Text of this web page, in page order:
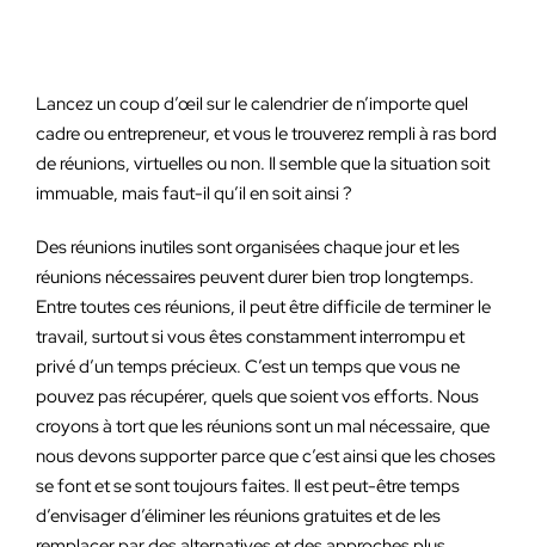
Lancez un coup d’œil sur le calendrier de n’importe quel
cadre ou entrepreneur, et vous le trouverez rempli à ras bord
de réunions, virtuelles ou non. Il semble que la situation soit
immuable, mais faut-il qu’il en soit ainsi ?
Des réunions inutiles sont organisées chaque jour et les
réunions nécessaires peuvent durer bien trop longtemps.
Entre toutes ces réunions, il peut être difficile de terminer le
travail, surtout si vous êtes constamment interrompu et
privé d’un temps précieux. C’est un temps que vous ne
pouvez pas récupérer, quels que soient vos efforts. Nous
croyons à tort que les réunions sont un mal nécessaire, que
nous devons supporter parce que c’est ainsi que les choses
se font et se sont toujours faites. Il est peut-être temps
d’envisager d’éliminer les réunions gratuites et de les